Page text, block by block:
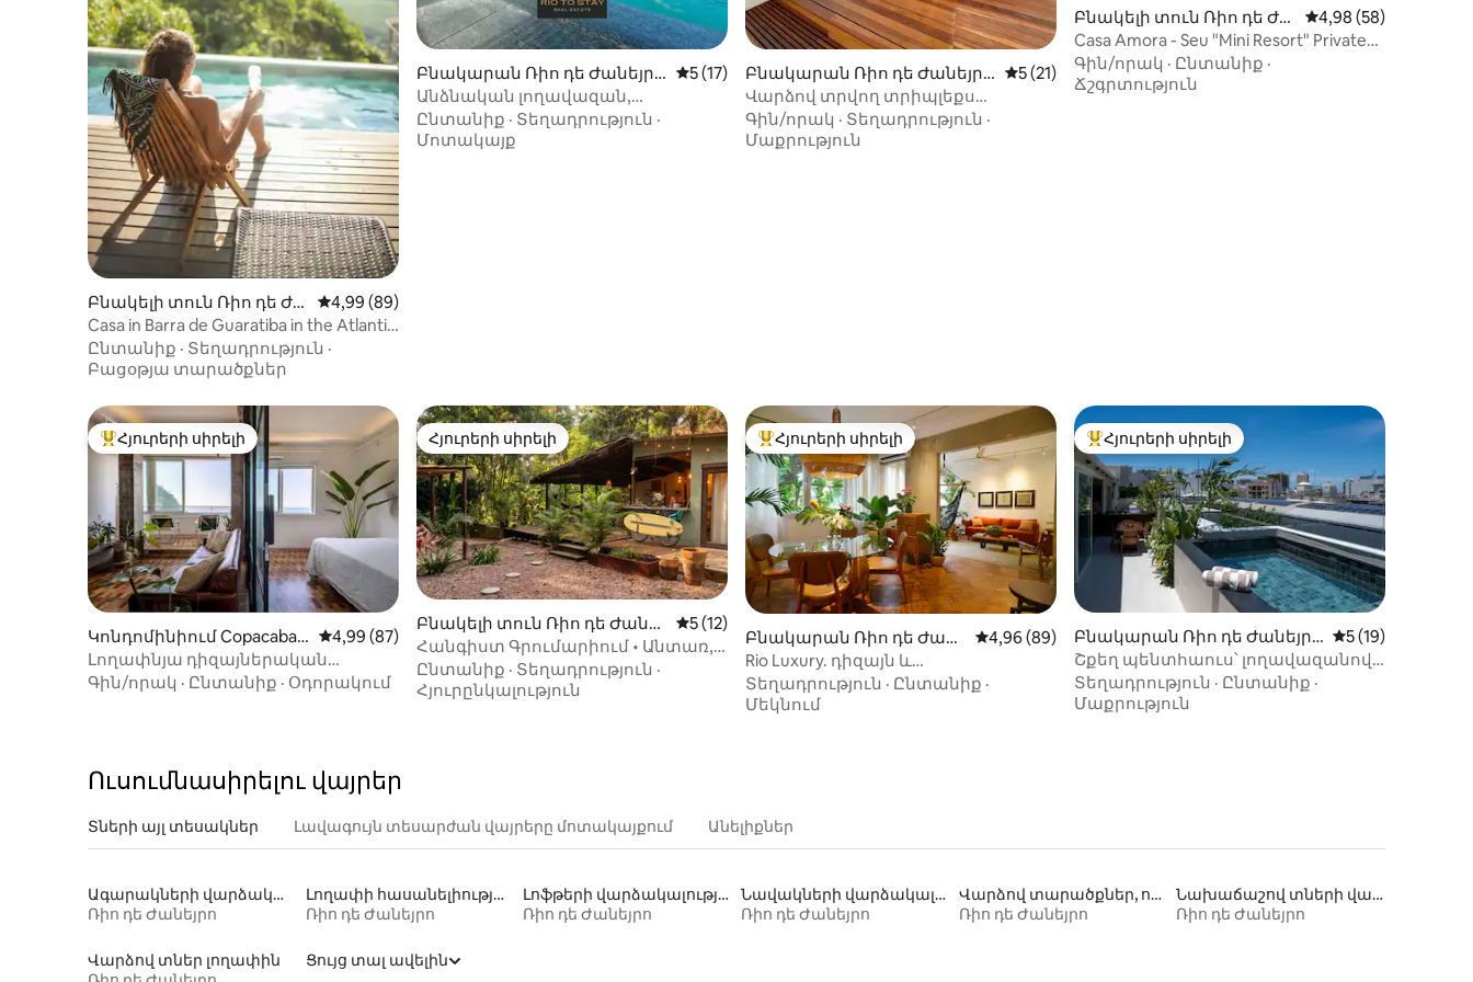
Բնակելի տուն Ռիո դե Ժա
նեյրո-ում
Միջին վարկանիշը՝ 5-ից 4,99, 89 կարծիք
4,99 (89)
Casa in Barra de Guaratiba in the Atlantic
Forest.
Ընտանիք · Տեղադրություն ·
Բացօթյա տարածքներ
Բնակարան Ռիո դե Ժանեյրո
-ում
Միջին վարկանիշը՝ 5-ից 5, 17 կարծիք
5 (17)
Անձնական լողավազան,
Քրիստոսի տեսարան և շուրջօրյա
ընդունարան
Ընտանիք · Տեղադրություն ·
Մոտակայք
Բնակարան Ռիո դե Ժանեյրո
-ում
Միջին վարկանիշը՝ 5-ից 5, 21 կարծիք
5 (21)
Վարձով տրվող տրիպլեքս
պենտհաուս Իպանեմայում
Գին/որակ · Տեղադրություն ·
Մաքրություն
Բնակելի տուն Ռիո դե Ժա
նեյրո-ում
Միջին
4,98 (58)
Casa Amora - Seu "Mini Resort" Private
Beira Lagoa
Գին/որակ · Ընտանիք ·
Ճշգրտություն
Հյուրերի սիրելի լավագույն տները
Հյուրերի սիրելի
Կոնդոմինիում Copacaban
a-ում
Միջին վարկանիշը՝ 5-ից 4,99, 87 կարծիք
4,99 (87)
Լողափնյա դիզայներական
բնակարան ՝ օվկիանոսի ցնցող
Գին/որակ · Ընտանիք · Օդորակում
Հյուրերի սիրելի
Հյուրերի սիրելի
Բնակելի տուն Ռիո դե Ժանեյ
րո-ում
Միջին վարկանիշը՝ 5-ից 5, 12 կարծիք
5 (12)
Հանգիստ Գրումարիում • Անտառ,
ծով և մասնավոր լողավազան
Ընտանիք · Տեղադրություն ·
Հյուրընկալություն
Հյուրերի սիրելի լավագույն տները
Հյուրերի սիրելի
Բնակարան Ռիո դե Ժան
եյրո-ում
Միջին վարկանիշը՝ 5-ից 4,96, 89 կարծիք
4,96 (89)
Rio Luxury. դիզայն և
հարմարավետություն
Իպանեմայում
Տեղադրություն · Ընտանիք ·
Մեկնում
Հյուրերի սիրելի լավագույն տները
Հյուրերի սիրելի
Բնակարան Ռիո դե Ժանեյրո
-ում
Միջին
5 (19)
Շքեղ պենտհաուս՝ լողավազանով
Իպանեմայում
Տեղադրություն · Ընտանիք ·
Մաքրություն
Ուսումնասիրելու վայրեր
Տների այլ տեսակներ Լավագույն տեսարժան վայրերը մոտակայքում Անելիքներ
Ագարակների վարձակալություն
Ռիո դե Ժանեյրո
Լողափի հասանելիությամբ տների վարձակալություն
Ռիո դե Ժանեյրո
Լոֆթերի վարձակալություն
Ռիո դե Ժանեյրո
Նավակների վարձակալություն
Ռիո դե Ժանեյրո
Վարձով տարածքներ, որտեղ թույլատրվում է մնալ տնային կենդանիների հետ
Ռիո դե Ժանեյրո
Նախաճաշով տների վարձակալություն
Ռիո դե Ժանեյրո
Վարձով տներ լողափին
Ցույց տալ ավելին